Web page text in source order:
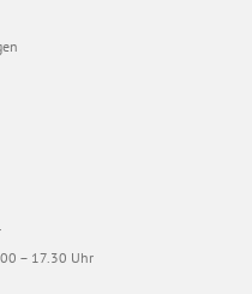
– 17.30 Uhr